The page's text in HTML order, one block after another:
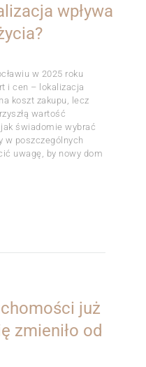
wpływa
w 2025 roku
i cen – lokalizacja
koszt zakupu, lecz
wartość
świadomie wybrać
w poszczególnych
uwagę, by nowy dom
już
zmieniło od